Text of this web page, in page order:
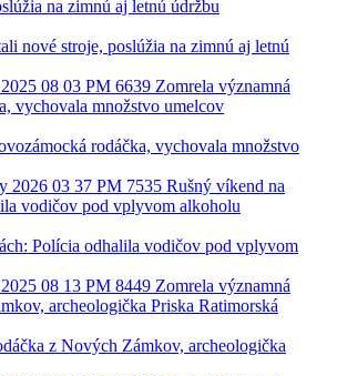
nové stroje, poslúžia na zimnú aj letnú
rodáčka, vychovala množstvo
Polícia odhalila vodičov pod vplyvom
z Nových Zámkov, archeologička